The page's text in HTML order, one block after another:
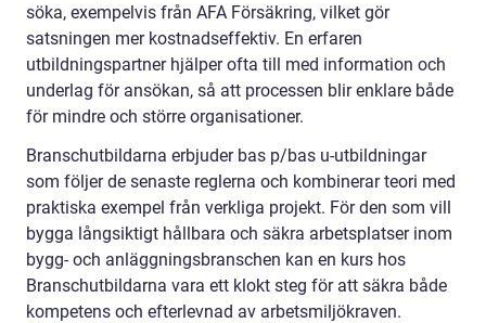
söka, exempelvis från AFA Försäkring, vilket gör
satsningen mer kostnadseffektiv. En erfaren
utbildningspartner hjälper ofta till med information och
underlag för ansökan, så att processen blir enklare både
för mindre och större organisationer.
Branschutbildarna erbjuder bas p/bas u-utbildningar
som följer de senaste reglerna och kombinerar teori med
praktiska exempel från verkliga projekt. För den som vill
bygga långsiktigt hållbara och säkra arbetsplatser inom
bygg- och anläggningsbranschen kan en kurs hos
Branschutbildarna vara ett klokt steg för att säkra både
kompetens och efterlevnad av arbetsmiljökraven.